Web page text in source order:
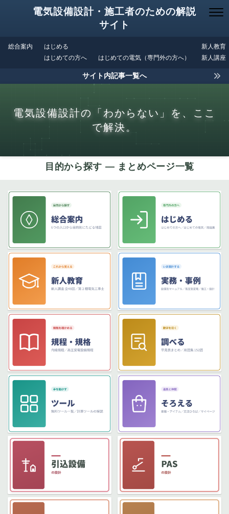
電気設備設計・施工者のための解説
サイト
総合案内
はじめる
はじめての方へ
はじめての電気（専門外の方へ）
新人教育
新人講座
サイト内記事一覧へ
電気設備設計の「わからない」を、ここ
で解決。